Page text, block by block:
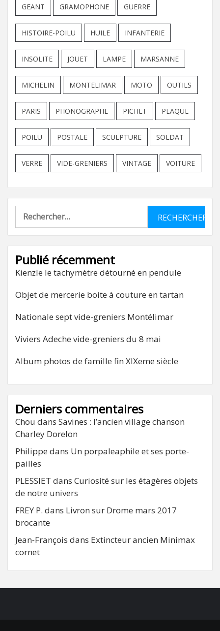
GEANT GRAMOPHONE GUERRE
HISTOIRE-POILU HUILE INFANTERIE
INSOLITE JOUET LAMPE MARSANNE
MICHELIN MONTELIMAR MOTO OUTILS
PARIS PHONOGRAPHE PICHET PLAQUE
POILU POSTALE SCULPTURE SOLDAT
VERRE VIDE-GRENIERS VINTAGE VOITURE
Rechercher :
Publié récemment
Kienzle le tachymètre détourné en pendule
Objet de mercerie boite à couture en tartan
Nationale sept vide-greniers Montélimar
Viviers Adeche vide-greniers du 8 mai
Album photos de famille fin XIXeme siècle
Derniers commentaires
Chou dans Savines : l’ancien village chanson
Charley Dorelon
Philippe dans Un porpaleaphile et ses porte-
pailles
PLESSIET dans Curiosité sur les étagères objets
de notre univers
FREY P. dans Livron sur Drome mars 2017
brocante
Jean-François dans Extincteur ancien Minimax
cornet